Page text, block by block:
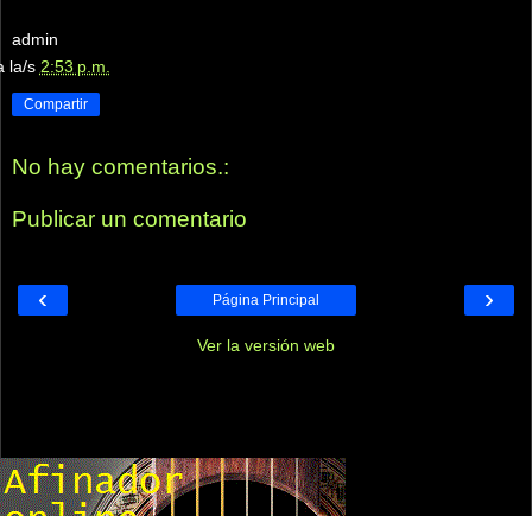
admin
la/s 2:53 p.m.
Compartir
No hay comentarios.:
Publicar un comentario
‹ ›
Página Principal
Ver la versión web